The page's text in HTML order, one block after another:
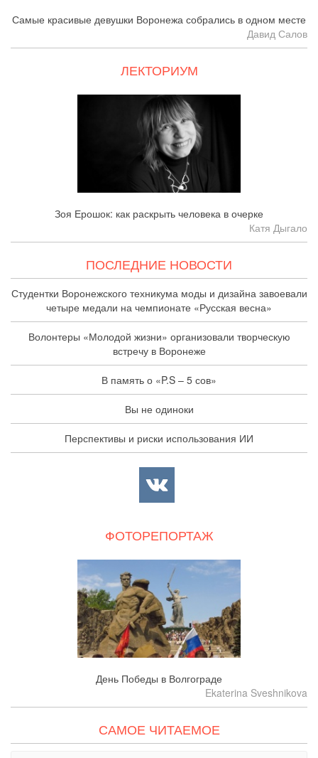
Самые красивые девушки Воронежа собрались в одном месте
Давид Салов
ЛЕКТОРИУМ
Зоя Ерошок: как раскрыть человека в очерке
Катя Дыгало
ПОСЛЕДНИЕ НОВОСТИ
Студентки Воронежского техникума моды и дизайна завоевали
четыре медали на чемпионате «Русская весна»
Волонтеры «Молодой жизни» организовали творческую
встречу в Воронеже
В память о «P.S – 5 сов»
Вы не одиноки
Перспективы и риски использования ИИ
ФОТОРЕПОРТАЖ
День Победы в Волгограде
Ekaterina Sveshnikova
САМОЕ ЧИТАЕМОЕ